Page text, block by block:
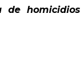
homicidios